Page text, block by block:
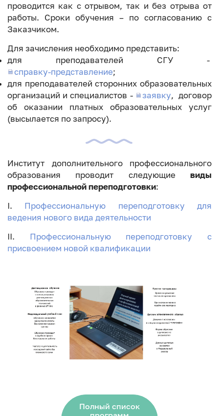
проводится как с отрывом, так и без отрыва от
работы. Сроки обучения – по согласованию с
Заказчиком.
Для зачисления необходимо представить:
для преподавателей СГУ -
справку-представление;
для преподавателей сторонних образовательных
организаций и специалистов -
заявку, договор
об оказании платных образовательных услуг
(высылается по запросу).
Институт дополнительного профессионального
образования проводит следующиевиды
профессиональной переподготовки:
I. Профессиональную переподготовку для
ведения нового вида деятельности
II. Профессиональную переподготовку с
присвоением новой квалификации
Полный список